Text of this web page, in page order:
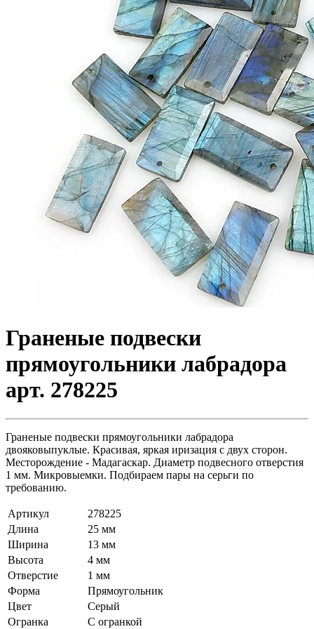
Граненые подвески
прямоугольники лабрадора
арт. 278225
Граненые подвески прямоугольники лабрадора
двояковыпуклые. Красивая, яркая иризация с двух сторон.
Месторождение - Мадагаскар. Диаметр подвесного отверстия
1 мм. Микровыемки. Подбираем пары на серьги по
требованию.
Артикул
278225
Длина
25 мм
Ширина
13 мм
Высота
4 мм
Отверстие
1 мм
Форма
Прямоугольник
Цвет
Серый
Огранка
С огранкой